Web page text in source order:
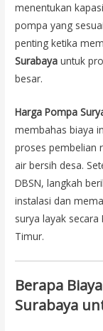
menentukan
pompa yang
penting ketika
Surabaya untuk
besar.
Harga Pompa
membahas biaya
proses pembelian
air bersih desa.
DBSN, langkah
instalasi dan
surya layak secara
Timur.
Berapa
Surabaya